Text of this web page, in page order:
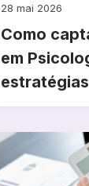
28 mai 2026
Como
em
retenção